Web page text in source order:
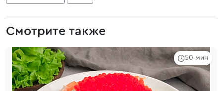
Смотрите также
50 мин